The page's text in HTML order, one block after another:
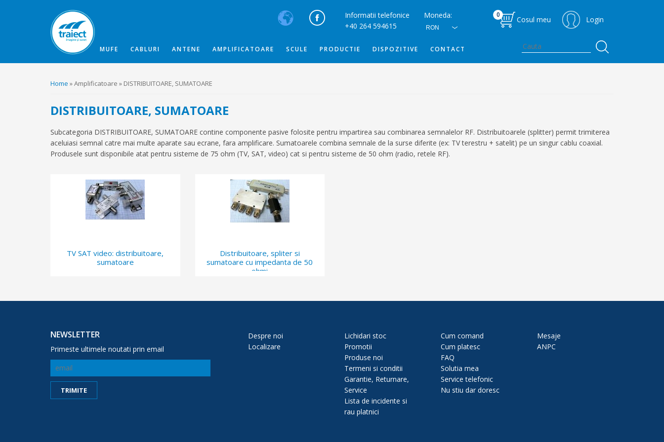
Informatii telefonice
+40 264 594615
Moneda:
RON
Cosul meu
0
Login
MUFE CABLURI ANTENE AMPLIFICATOARE SCULE PRODUCTIE DISPOZITIVE CONTACT
Home » Amplificatoare » DISTRIBUITOARE, SUMATOARE
DISTRIBUITOARE, SUMATOARE
Subcategoria DISTRIBUITOARE, SUMATOARE contine componente pasive folosite pentru impartirea sau combinarea semnalelor RF. Distribuitoarele (splitter) permit trimiterea
aceluiasi semnal catre mai multe aparate sau ecrane, fara amplificare. Sumatoarele combina semnale de la surse diferite (ex: TV terestru + satelit) pe un singur cablu coaxial.
Produsele sunt disponibile atat pentru sisteme de 75 ohm (TV, SAT, video) cat si pentru sisteme de 50 ohm (radio, retele RF).
TV SAT video: distribuitoare,
sumatoare
Distribuitoare, spliter si
sumatoare cu impedanta de 50
ohmi
NEWSLETTER
Primeste ultimele noutati prin email
Despre noi
Localizare
Lichidari stoc
Promotii
Produse noi
Termeni si conditii
Garantie, Returnare,
Service
Lista de incidente si
rau platnici
Cum comand
Cum platesc
FAQ
Solutia mea
Service telefonic
Nu stiu dar doresc
Mesaje
ANPC